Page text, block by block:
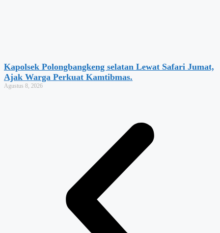
Kapolsek Polongbangkeng selatan Lewat Safari Jumat,
Ajak Warga Perkuat Kamtibmas.
Agustus 8, 2026